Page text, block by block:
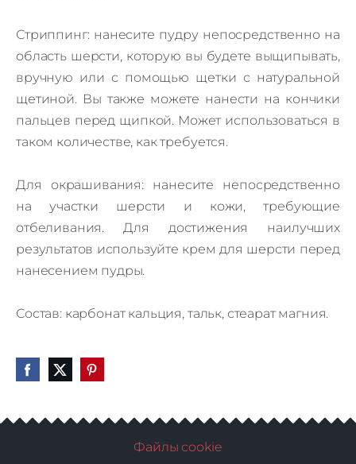
Стриппинг: нанесите пудру непосредственно на
область шерсти, которую вы будете выщипывать,
вручную или с помощью щетки с натуральной
щетиной. Вы также можете нанести на кончики
пальцев перед щипкой. Может использоваться в
таком количестве, как требуется.
Для окрашивания: нанесите непосредственно
на участки шерсти и кожи, требующие
отбеливания. Для достижения наилучших
результатов используйте крем для шерсти перед
нанесением пудры.
Состав: карбонат кальция, тальк, стеарат магния.
Файлы cookie